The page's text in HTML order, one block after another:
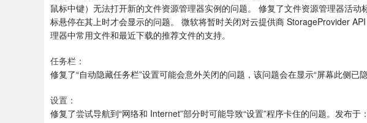
鼠标中键）无法打开新的文件资源管理器实例的问题。 修复了文件资源管理器活
标悬停在其上时才会显示的问题。 微软将暂时关闭对云提供商 StorageProvider
理器中常用文件和最近下载的推荐文件的支持。
任务栏：
修复了“自动隐藏任务栏”设置可能会意外关闭的问题，该问题会在显示“屏幕此侧已
设置：
修复了尝试导航到“网络和 Internet”部分时可能导致“设置”程序卡住的问题。发布于